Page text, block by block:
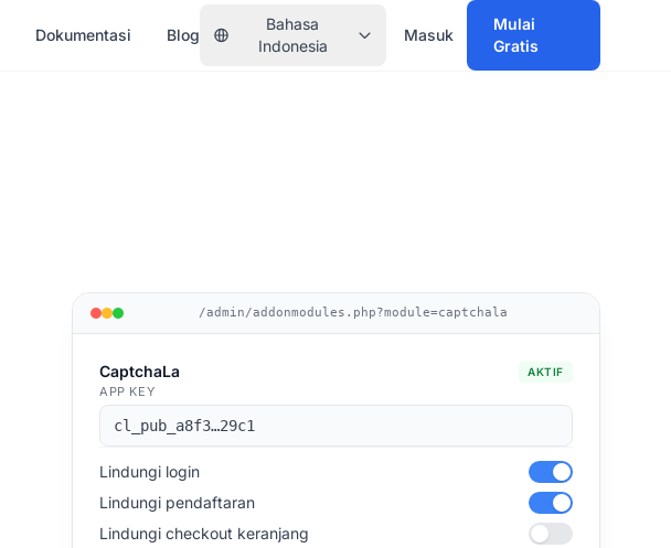
Dokumentasi Blog
Bahasa
Indonesia
Masuk
Mulai
Gratis
/admin/addonmodules.php?module=captchala
CaptchaLa AKTIF
APP KEY
cl_pub_a8f3…29c1
Lindungi login
Lindungi pendaftaran
Lindungi checkout keranjang